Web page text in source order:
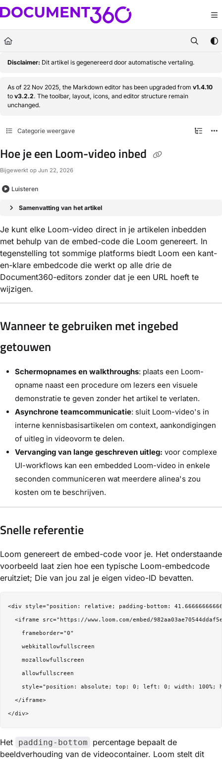
Documentation Index
Fetch the complete documentation index at:https://docs.document360.com/
Use this file to discover all available pages before exploring further.
Disclaimer: Dit artikel is gegenereerd door automatische vertaling.
As of 22 Nov 2025, the Markdown editor has been upgraded from v1.4.10
to v3.2.2. The toolbar, layout, icons, and editor structure remain
unchanged.
Categorie weergave
Hoe je een Loom-video inbed
Bijgewerkt op Jun 22, 2026
Luisteren
Samenvatting van het artikel
Je kunt elke Loom-video direct in je artikelen inbedden
met behulp van de embed-code die Loom genereert. In
tegenstelling tot sommige platforms biedt Loom een kant-
en-klare embedcode die werkt op alle drie de
Document360-editors zonder dat je een URL hoeft te
wijzigen.
Wanneer te gebruiken met ingebed
getouwen
Schermopnames en walkthroughs: plaats een Loom-
opname naast een procedure om lezers een visuele
demonstratie te geven zonder het artikel te verlaten.
Asynchrone teamcommunicatie: sluit Loom-video's in
interne kennisbasisartikelen om context, aankondigingen
of uitleg in videovorm te delen.
Vervanging van lange geschreven uitleg: voor complexe
UI-workflows kan een embedded Loom-video in enkele
seconden communiceren wat meerdere alinea's zou
kosten om te beschrijven.
Snelle referentie
Loom genereert de embed-code voor je. Het onderstaande
voorbeeld laat zien hoe een typische Loom-embedcode
eruitziet; Die van jou zal je eigen video-ID bevatten.
<div style="position: relative; padding-bottom:
<iframe src="https://www.loom.com/embed/
frameborder="0"
webkitallowfullscreen
mozallowfullscreen
allowfullscreen
style="position: absolute; top: 0; left: 0; width: 100%;
</iframe>
Het padding-bottom
percentage bepaalt de
beeldverhouding van de videocontainer. Loom stelt dit